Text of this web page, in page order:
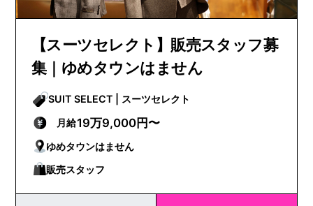
【スーツセレクト】販売スタッフ募
集｜ゆめタウンはません
SUIT SELECT | スーツセレクト
月給19万9,000円〜
ゆめタウンはません
販売スタッフ